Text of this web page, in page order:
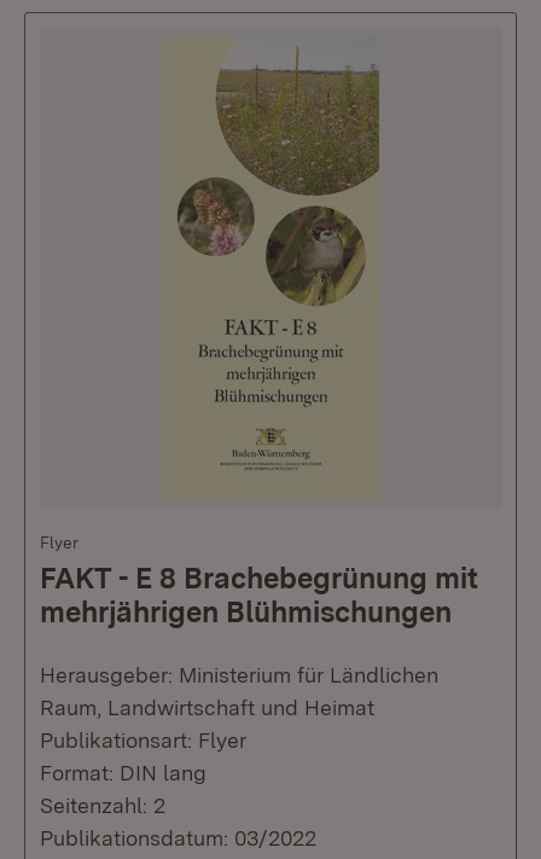
Flyer
FAKT - E 8 Brachebegrünung mit
mehrjährigen Blühmischungen
Herausgeber: Ministerium für Ländlichen
Raum, Landwirtschaft und Heimat
Publikationsart: Flyer
Format: DIN lang
Seitenzahl: 2
Publikationsdatum: 03/2022